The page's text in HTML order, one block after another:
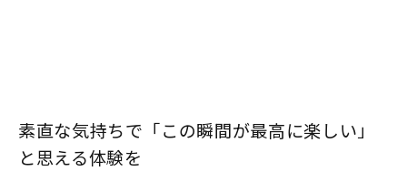
素直な気持ちで「この瞬間が最高に楽しい」
と思える体験を